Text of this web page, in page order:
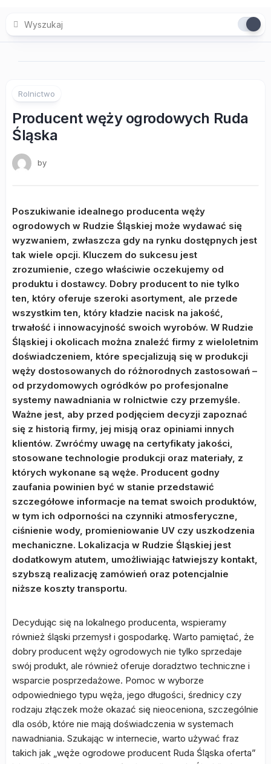
content
Rolnictwo
Producent węży ogrodowych Ruda
Śląska
by
Poszukiwanie idealnego producenta węży
ogrodowych w Rudzie Śląskiej może wydawać się
wyzwaniem, zwłaszcza gdy na rynku dostępnych jest
tak wiele opcji. Kluczem do sukcesu jest
zrozumienie, czego właściwie oczekujemy od
produktu i dostawcy. Dobry producent to nie tylko
ten, który oferuje szeroki asortyment, ale przede
wszystkim ten, który kładzie nacisk na jakość,
trwałość i innowacyjność swoich wyrobów. W Rudzie
Śląskiej i okolicach można znaleźć firmy z wieloletnim
doświadczeniem, które specjalizują się w produkcji
węży dostosowanych do różnorodnych zastosowań –
od przydomowych ogródków po profesjonalne
systemy nawadniania w rolnictwie czy przemyśle.
Ważne jest, aby przed podjęciem decyzji zapoznać
się z historią firmy, jej misją oraz opiniami innych
klientów. Zwróćmy uwagę na certyfikaty jakości,
stosowane technologie produkcji oraz materiały, z
których wykonane są węże. Producent godny
zaufania powinien być w stanie przedstawić
szczegółowe informacje na temat swoich produktów,
w tym ich odporności na czynniki atmosferyczne,
ciśnienie wody, promieniowanie UV czy uszkodzenia
mechaniczne. Lokalizacja w Rudzie Śląskiej jest
dodatkowym atutem, umożliwiając łatwiejszy kontakt,
szybszą realizację zamówień oraz potencjalnie
niższe koszty transportu.
Decydując się na lokalnego producenta, wspieramy
również śląski przemysł i gospodarkę. Warto pamiętać, że
dobry producent węży ogrodowych nie tylko sprzedaje
swój produkt, ale również oferuje doradztwo techniczne i
wsparcie posprzedażowe. Pomoc w wyborze
odpowiedniego typu węża, jego długości, średnicy czy
rodzaju złączek może okazać się nieoceniona, szczególnie
dla osób, które nie mają doświadczenia w systemach
nawadniania. Szukając w internecie, warto używać fraz
takich jak „węże ogrodowe producent Ruda Śląska oferta”